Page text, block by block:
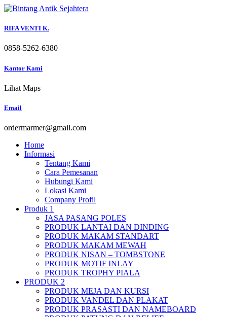
Skip
content
RIFA VENTI K.
0858-5262-6380
Kantor Kami
Lihat Maps
Email
ordermarmer@gmail.com
Home
Informasi
Tentang Kami
Cara Pemesanan
Hubungi Kami
Lokasi Kami
Company Profil
Produk 1
JASA PASANG POLES
PRODUK LANTAI DAN DINDING
PRODUK MAKAM STANDART
PRODUK MAKAM MEWAH
PRODUK NISAN – TOMBSTONE
PRODUK MOTIF INLAY
PRODUK TROPHY PIALA
PRODUK 2
PRODUK MEJA DAN KURSI
PRODUK VANDEL DAN PLAKAT
PRODUK PRASASTI DAN NAMEBOARD